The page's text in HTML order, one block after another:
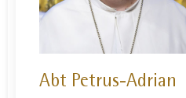
Abt Petrus-Adrian